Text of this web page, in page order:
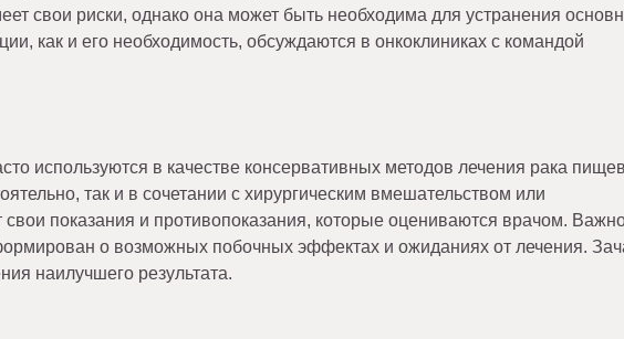
свои риски, однако она может быть необходима для устранения
как и его необходимость, обсуждаются в онкоклиниках с командой
используются в качестве консервативных методов лечения рака
так и в сочетании с хирургическим вмешательством или
показания и противопоказания, которые оцениваются врачом.
о возможных побочных эффектах и ожиданиях от лечения.
наилучшего результата.